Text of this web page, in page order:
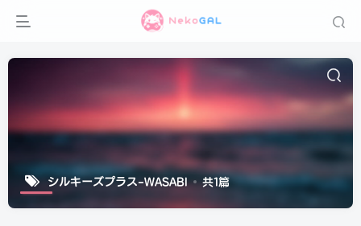
シルキーズプラス-WASABI 共1篇